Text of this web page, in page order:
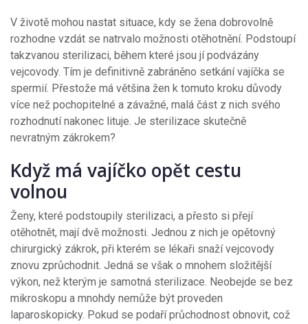
V životě mohou nastat situace, kdy se žena dobrovolně
rozhodne vzdát se natrvalo možnosti otěhotnění. Podstoupí
takzvanou sterilizaci, během které jsou jí podvázány
vejcovody. Tím je definitivně zabráněno setkání vajíčka se
spermií. Přestože má většina žen k tomuto kroku důvody
více než pochopitelné a závažné, malá část z nich svého
rozhodnutí nakonec lituje. Je sterilizace skutečně
nevratným zákrokem?
Když má vajíčko opět cestu
volnou
Ženy, které podstoupily sterilizaci, a přesto si přejí
otěhotnět, mají dvě možnosti. Jednou z nich je opětovný
chirurgický zákrok, při kterém se lékaři snaží vejcovody
znovu zprůchodnit. Jedná se však o mnohem složitější
výkon, než kterým je samotná sterilizace. Neobejde se bez
mikroskopu a mnohdy nemůže být proveden
laparoskopicky. Pokud se podaří průchodnost obnovit, což